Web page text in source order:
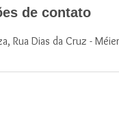
de contato
Rua Dias da Cruz -